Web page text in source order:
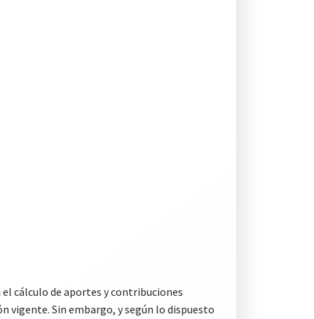
cálculo de aportes y contribuciones
vigente. Sin embargo, y según lo dispuesto